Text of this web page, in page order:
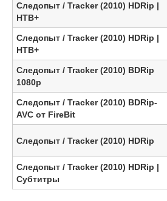
Следопыт / Tracker (2010) HDRip |
НТВ+
Следопыт / Tracker (2010) HDRip |
НТВ+
Следопыт / Tracker (2010) BDRip
1080p
Следопыт / Tracker (2010) BDRip-
AVC от FireBit
Следопыт / Tracker (2010) HDRip
Следопыт / Tracker (2010) HDRip |
Субтитры